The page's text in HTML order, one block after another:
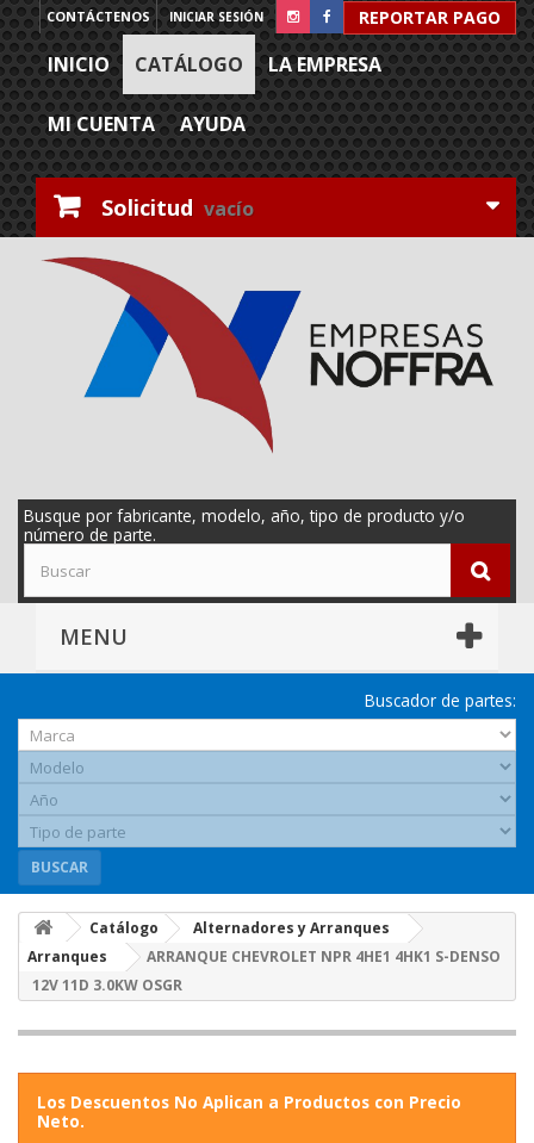
REPORTAR PAGO
INICIAR SESIÓN
CONTÁCTENOS
INICIO CATÁLOGO LA EMPRESA
MI CUENTA AYUDA
Solicitud vacío
Busque por fabricante, modelo, año, tipo de producto y/o
número de parte.
MENU
Buscador de partes:
BUSCAR
Catálogo
Alternadores y Arranques
Arranques
ARRANQUE CHEVROLET NPR 4HE1 4HK1 S-DENSO
12V 11D 3.0KW OSGR
Los Descuentos No Aplican a Productos con Precio
Neto.